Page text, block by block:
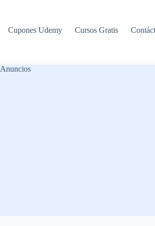
Cupones Udemy Cursos Gratis
Anuncios